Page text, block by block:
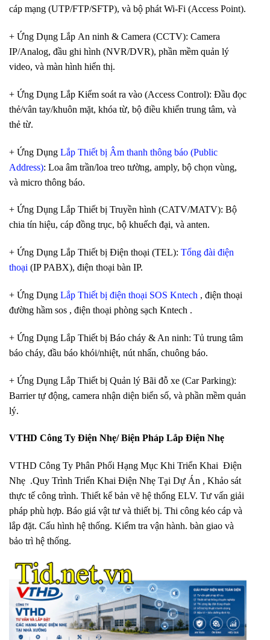
cáp mạng (UTP/FTP/SFTP), và bộ phát Wi-Fi (Access Point).
+ Ứng Dụng Lắp An ninh & Camera (CCTV): Camera
IP/Analog, đầu ghi hình (NVR/DVR), phần mềm quản lý
video, và màn hình hiển thị.
+ Ứng Dụng Lắp Kiểm soát ra vào (Access Control): Đầu đọc
thẻ/vân tay/khuôn mặt, khóa từ, bộ điều khiển trung tâm, và
thẻ từ.
+ Ứng Dụng Lắp Thiết bị Âm thanh thông báo (Public
Address): Loa âm trần/loa treo tường, amply, bộ chọn vùng,
và micro thông báo.
+ Ứng Dụng Lắp Thiết bị Truyền hình (CATV/MATV): Bộ
chia tín hiệu, cáp đồng trục, bộ khuếch đại, và anten.
+ Ứng Dụng Lắp Thiết bị Điện thoại (TEL): Tổng đài điện
thoại (IP PABX), điện thoại bàn IP.
+ Ứng Dụng Lắp Thiết bị điện thoại SOS Kntech , điện thoại
đường hầm sos , điện thoại phòng sạch Kntech .
+ Ứng Dụng Lắp Thiết bị Báo cháy & An ninh: Tủ trung tâm
báo cháy, đầu báo khói/nhiệt, nút nhấn, chuông báo.
+ Ứng Dụng Lắp Thiết bị Quản lý Bãi đỗ xe (Car Parking):
Barrier tự động, camera nhận diện biển số, và phần mềm quản
lý.
VTHD Công Ty Điện Nhẹ/ Biện Pháp Lắp Điện Nhẹ
VTHD Công Ty Phân Phối Hạng Mục Khi Triển Khai Điện
Nhẹ .Quy Trình Triển Khai Điện Nhẹ Tại Dự Án , Khảo sát
thực tế công trình. Thiết kế bản vẽ hệ thống ELV. Tư vấn giải
pháp phù hợp. Báo giá vật tư và thiết bị. Thi công kéo cáp và
lắp đặt. Cấu hình hệ thống. Kiểm tra vận hành. bàn giao và
bảo trì hệ thống.